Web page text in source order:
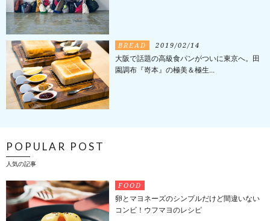
BREAD 2019/02/14
大阪で話題の高級食パンがついに東京へ。田
園調布『嵜本』の極美＆極生...
POPULAR POST
人気の記事
FOOD
卵とマヨネーズのシンプルだけど間違いない
コンビ！ウフマヨのレシピ